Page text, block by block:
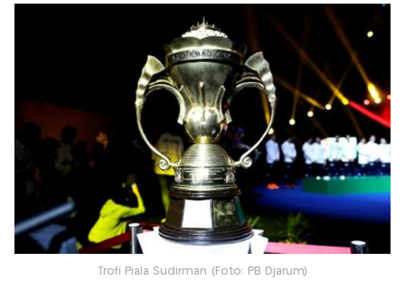
Trofi Piala Sudirman (Foto: PB Djarum)